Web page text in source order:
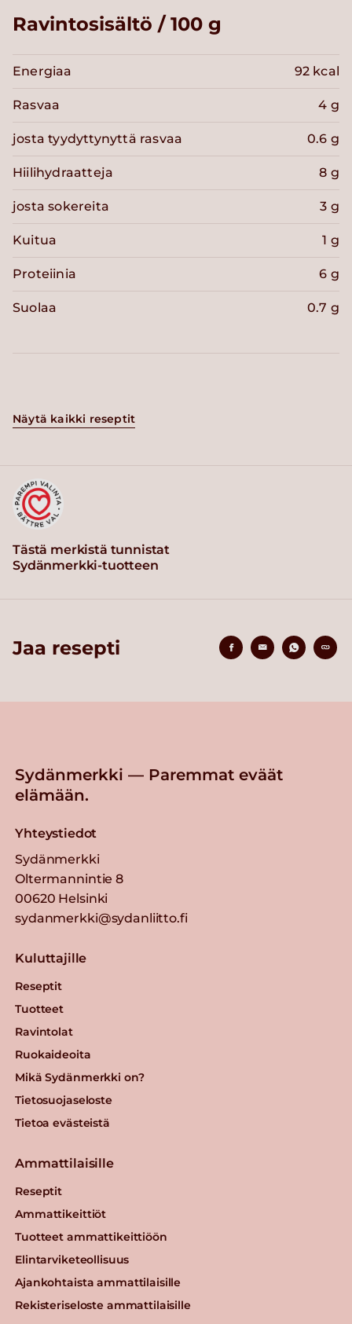
Ravintosisältö / 100 g
Energiaa 92 kcal
Rasvaa 4 g
josta tyydyttynyttä rasvaa 0.6 g
Hiilihydraatteja 8 g
josta sokereita 3 g
Kuitua 1 g
Proteiinia 6 g
Suolaa 0.7 g
Näytä kaikki reseptit
Tästä merkistä tunnistat
Sydänmerkki-tuotteen
Jaa resepti
Sydänmerkki — Paremmat eväät
elämään.
Yhteystiedot
Sydänmerkki
Oltermannintie 8
00620 Helsinki
sydanmerkki@sydanliitto.fi
Kuluttajille
Reseptit
Tuotteet
Ravintolat
Ruokaideoita
Mikä Sydänmerkki on?
Tietosuojaseloste
Tietoa evästeistä
Ammattilaisille
Reseptit
Ammattikeittiöt
Tuotteet ammattikeittiöön
Elintarviketeollisuus
Ajankohtaista ammattilaisille
Rekisteriseloste ammattilaisille